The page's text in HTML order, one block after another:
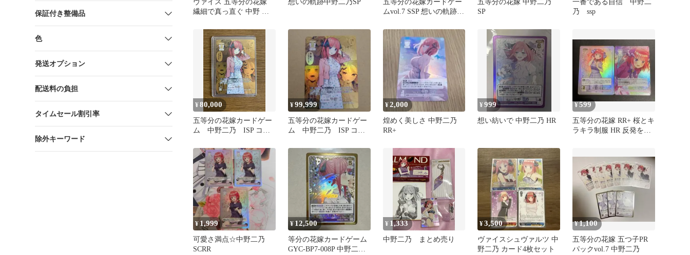
保証付き整備品
色
発送オプション
配送料の負担
タイムセール割引率
除外キーワード
ヴァイス 五等分の花嫁
繊細で真っ直ぐ 中野 二
想いの軌跡中野二乃SP
五等分の花嫁カードゲー
ムvol.7 SSP 想いの軌跡
五等分の花嫁 中野二乃
SP
一番である自信 中野二
乃 ssp
¥80,000
五等分の花嫁カードゲー
ム 中野二乃 ISP コミ
¥99,999
五等分の花嫁カードゲー
ム 中野二乃 ISP コミ
¥2,000
煌めく美しさ 中野二乃
RR+
¥999
想い紡いで 中野二乃 HR
¥599
五等分の花嫁 RR+ 桜とキ
ラキラ制服 HR 反発を超
¥ 1,999
可愛さ満点☆中野二乃
SCRR
¥ 12,500
等分の花嫁カードゲーム
GYC-BP7-008P 中野二乃
¥ 1,333
中野二乃 まとめ売り
¥3,500
ヴァイスシュヴァルツ 中
野二乃 カード4枚セット
¥1,100
五等分の花嫁 五つ子PR
パックvol.7 中野二乃